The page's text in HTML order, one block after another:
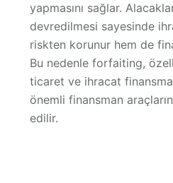
yapmasını sağlar.
devredilmesi sayesinde
riskten korunur hem de
Bu nedenle forfaiting,
ticaret ve ihracat
önemli finansman
edilir.